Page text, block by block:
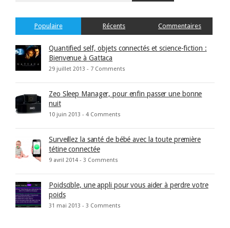
Populaire Récents Commentaires
Quantified self, objets connectés et science-fiction :
Bienvenue à Gattaca
29 juillet 2013 - 7 Comments
Zeo Sleep Manager, pour enfin passer une bonne
nuit
10 juin 2013 - 4 Comments
Surveillez la santé de bébé avec la toute première
tétine connectée
9 avril 2014 - 3 Comments
Poidscible, une appli pour vous aider à perdre votre
poids
31 mai 2013 - 3 Comments